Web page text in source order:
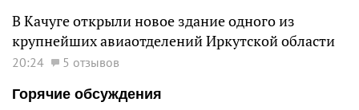
В Качуге открыли новое здание одного из
крупнейших авиаотделений Иркутской области
20:24
5 отзывов
Горячие обсуждения